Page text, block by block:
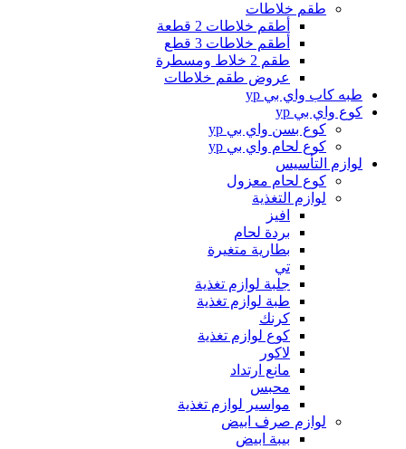
طقم خلاطات
أطقم خلاطات 2 قطعة
أطقم خلاطات 3 قطع
طقم 2 خلاط ومسطرة
عروض طقم خلاطات
طبه كاب واي بي yp
كوع واي بي yp
كوع بسن واي بي yp
كوع لحام واي بي yp
لوازم التأسيس
كوع لحام معزول
لوازم التغذية
افيز
بردة لحام
بطارية متغيرة
تي
جلبة لوازم تغذية
طبة لوازم تغذية
كرنك
كوع لوازم تغذية
لاكور
مانع ارتداد
محبس
مواسير لوازم تغذية
لوازم صرف ابيض
بيبة ابيض